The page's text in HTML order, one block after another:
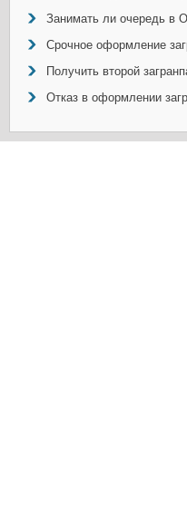
Занимать ли очередь в
Срочное оформление
Получить второй
Отказ в оформлении